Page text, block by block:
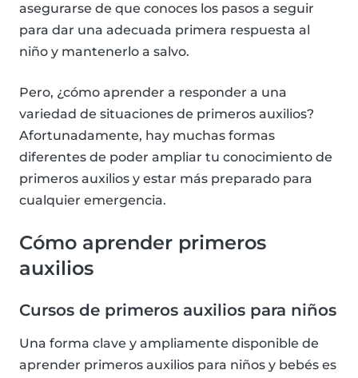
asegurarse de que conoces los pasos a seguir
para dar una adecuada primera respuesta al
niño y mantenerlo a salvo.
Pero, ¿cómo aprender a responder a una
variedad de situaciones de primeros auxilios?
Afortunadamente, hay muchas formas
diferentes de poder ampliar tu conocimiento de
primeros auxilios y estar más preparado para
cualquier emergencia.
Cómo aprender primeros
auxilios
Cursos de primeros auxilios para niños
Una forma clave y ampliamente disponible de
aprender primeros auxilios para niños y bebés es